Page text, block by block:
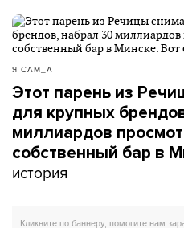
Я САМ_А
Этот парень из
для крупных
миллиардов
собственный бар в
история